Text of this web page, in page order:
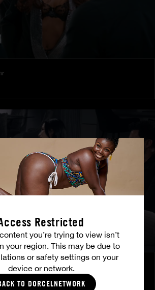
Restricted
you’re trying to view isn’t
your region. This may be due to
or safety settings on your
device or network.
TO DORCELNETWORK
PEREZ